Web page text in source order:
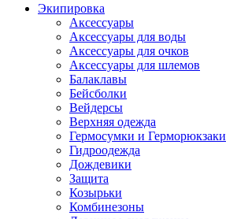
Экипировка
Аксессуары
Аксессуары для воды
Аксессуары для очков
Аксессуары для шлемов
Балаклавы
Бейсболки
Вейдерсы
Верхняя одежда
Гермосумки и Герморюкзаки
Гидроодежда
Дождевики
Защита
Козырьки
Комбинезоны